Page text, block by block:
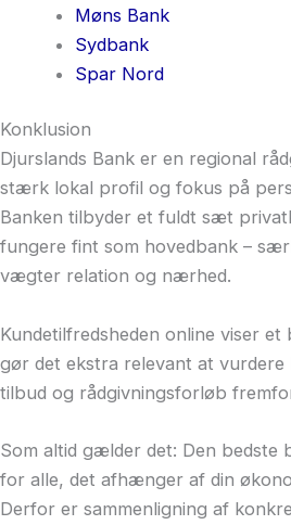
Møns Bank
Sydbank
Spar Nord
Konklusion
Djurslands Bank er en regional
stærk lokal profil og fokus på
Banken tilbyder et fuldt sæt
fungere fint som hovedbank –
vægter relation og nærhed.
Kundetilfredsheden online viser et
gør det ekstra relevant at
tilbud og rådgivningsforløb
Som altid gælder det: Den bedste
for alle, det afhænger af din
Derfor er sammenligning af